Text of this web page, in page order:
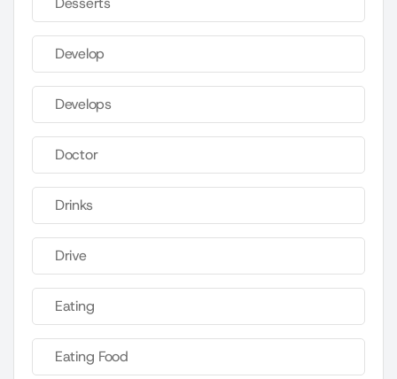
Develop
Develops
Doctor
Drinks
Drive
Eating
Eating Food